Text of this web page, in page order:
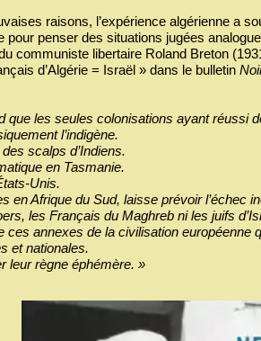
raisons, l’expérience algérienne a
pour penser des situations jugées
communiste libertaire Roland Breton
d’Algérie = Israël » dans le bulletin
que les seules colonisations ayant réussi
l’indigène.
scalps d’Indiens.
en Tasmanie.
Unis.
en Afrique du Sud, laisse prévoir l’échec
les Français du Maghreb ni les juifs
annexes de la civilisation européenne
et nationales.
leur règne éphémère. »